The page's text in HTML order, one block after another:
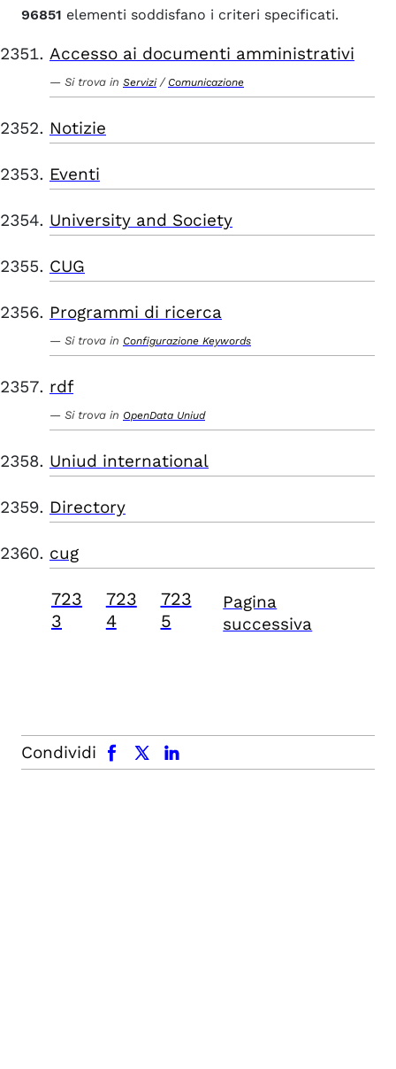
96851 elementi soddisfano i criteri specificati.
Accesso ai documenti amministrativi
Si trova in Servizi / Comunicazione
Notizie
Eventi
University and Society
CUG
Programmi di ricerca
Si trova in Configurazione Keywords
rdf
Si trova in OpenData Uniud
Uniud international
Directory
cug
723
3
723
4
723
5
Pagina
successiva
Condividi
facebook x.com linkedin